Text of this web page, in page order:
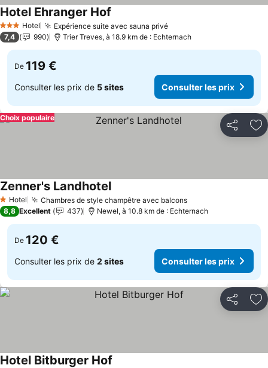
3 ÉtoilesHotel Expérience suite avec sauna privé
Hotel Ehranger Hof
7,4 990 Trier Treves, à 18.9 km de : Echternach
De 119 €
Consulter les prix de 5 sites Consulter les prix
Partager
Choix populaire
1 Étoiles
Hotel Chambres de style champêtre avec balcons
Zenner's Landhotel
8,8 Excellent 437 Newel, à 10.8 km de : Echternach
De 120 €
Consulter les prix de 2 sites Consulter les prix
Partager
Hotel Bitburger Hof